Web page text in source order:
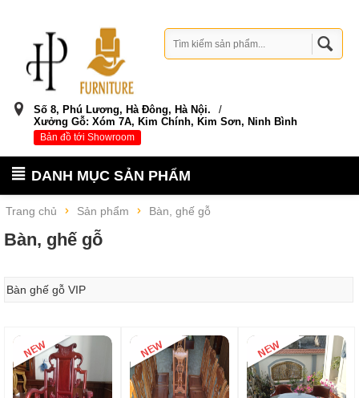
Số 8, Phú Lương, Hà Đông, Hà Nội.
/
Xưởng Gỗ: Xóm 7A, Kim Chính, Kim Sơn, Ninh Bình
Bản đồ tới Showroom
DANH MỤC SẢN PHẨM
Trang chủ Sản phẩm Bàn, ghế gỗ
Bàn, ghế gỗ
Bàn ghế gỗ VIP